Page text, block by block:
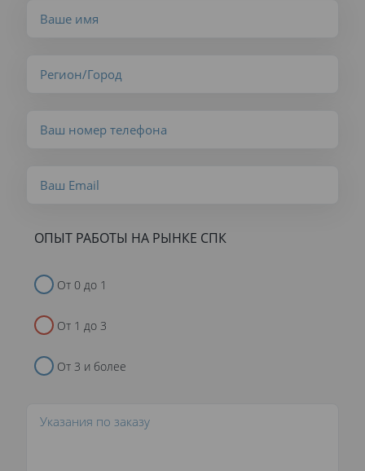
ОПЫТ РАБОТЫ НА РЫНКЕ СПК
От 0 до 1
От 1 до 3
От 3 и более